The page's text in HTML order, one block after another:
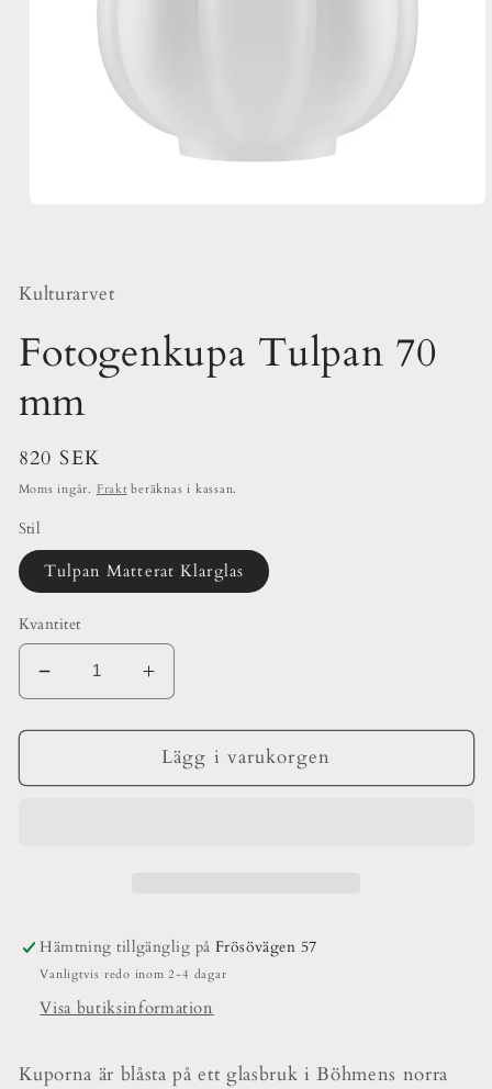
Kulturarvet
Fotogenkupa Tulpan 70
mm
Ordinarie
pris
820 SEK
Moms ingår. Fraktberäknas i kassan.
Stil
Tulpan Matterat Klarglas
Kvantitet
Minska
kvantitet
för
Fotogenkupa
Tulpan
Öka
kvantitet
för
Fotogenkupa
Tulpan
Lägg i varukorgen
Hämtning tillgänglig på Frösövägen 57
Vanligtvis redo inom 2-4 dagar
Visa butiksinformation
Kuporna är blåsta på ett glasbruk i Böhmens norra